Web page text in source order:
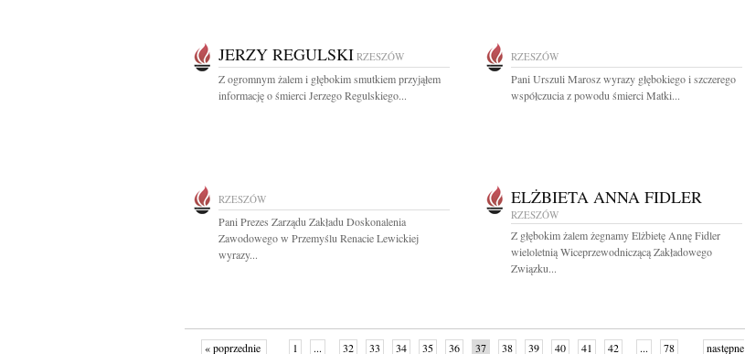
JERZY REGULSKI RZESZÓW
Z ogromnym żalem i głębokim smutkiem przyjąłem
informację o śmierci Jerzego Regulskiego...
RZESZÓW
Pani Urszuli Marosz wyrazy głębokiego i szczerego
współczucia z powodu śmierci Matki...
RZESZÓW
Pani Prezes Zarządu Zakładu Doskonalenia
Zawodowego w Przemyślu Renacie Lewickiej
wyrazy...
ELŻBIETA ANNA FIDLER
RZESZÓW
Z głębokim żalem żegnamy Elżbietę Annę Fidler
wieloletnią Wiceprzewodniczącą Zakładowego
Związku...
« poprzednie 1 ... 32 33 34 35 36 37 38 39 40 41 42 ... 78 następne